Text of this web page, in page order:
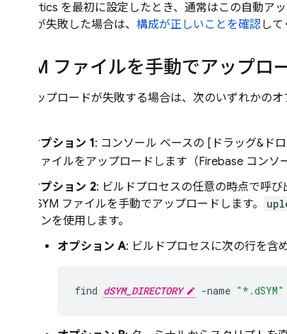
Crashlytics を最初に設定したとき、通常はこの自動ア
ロードが失敗した場合は、 構成が正しいことを確認して
SYM ファイルを手動でアップロ
自動アップロードが失敗する場合は、次のいずれかの
オプション 1: コンソール ベースの [ドラッグ&ド
ファイルをアップロードします（Firebase コンソ
オプション 2: ビルドプロセスの任意の時点で呼び
dSYM ファイルを手動でアップロードします。
ョンを使用します。
オプション A: ビルドプロセスに次の行を含め
find dSYM_DIRECTORY -name "*.dSYM"